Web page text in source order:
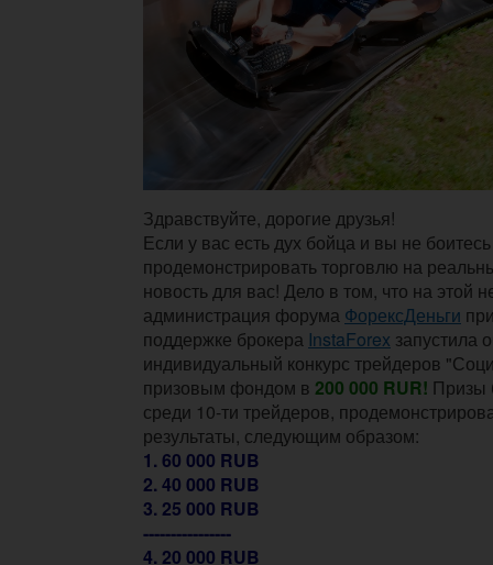
Здравствуйте, дорогие друзья!
Если у вас есть дух бойца и вы не
продемонстрировать торговлю на
новость для вас! Дело в том, что на этой
администрация форума ФорексДеньги
поддержке брокера InstaForex запустила
индивидуальный конкурс трейдеров
призовым фондом в 200 000 RUR! Призы
среди 10-ти трейдеров,
результаты, следующим образом:
1. 60 000 RUB
2. 40 000 RUB
3. 25 000 RUB
----------------
4. 20 000 RUB